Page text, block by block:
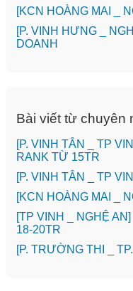
️[KCN HOÀNG MAI _
️[P. VINH HƯNG _
DOANH
Bài viết từ chuyên
[P. VINH TÂN _ TP
RANK TỪ 15TR
[P. VINH TÂN _ TP
️[KCN HOÀNG MAI _
[TP VINH _ NGHỆ
18-20TR
️[P. TRƯỜNG THI _